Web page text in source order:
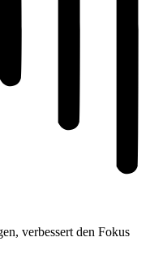
verbessert den Fokus